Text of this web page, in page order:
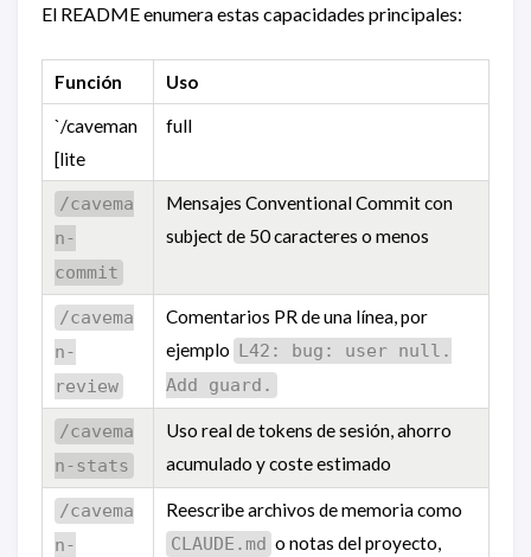
El README enumera estas capacidades principales:
Función Uso
`/caveman
[lite
full
/cavema
n-
commit
Mensajes Conventional Commit con
subject de 50 caracteres o menos
/cavema
n-
review
Comentarios PR de una línea, por
ejemplo L42: bug: user null.
Add guard.
/cavema
n-stats
Uso real de tokens de sesión, ahorro
acumulado y coste estimado
/cavema
n-
Reescribe archivos de memoria como
CLAUDE.md o notas del proyecto,